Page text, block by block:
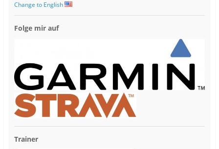
Change to English
Folge mir auf
Trainer